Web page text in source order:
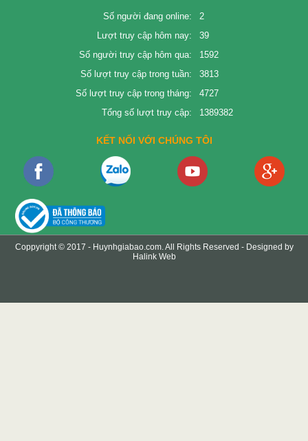
Số người đang online:
2
Lượt truy cập hôm nay:
39
Số người truy cập hôm qua:
1592
Số lượt truy cập trong tuần:
3813
Số lượt truy cập trong tháng:
4727
Tổng số lượt truy cập:
1389382
KẾT NỐI VỚI CHÚNG TÔI
Coppyright © 2017 - Huynhgiabao.com. All Rights Reserved - Designed by
Halink Web